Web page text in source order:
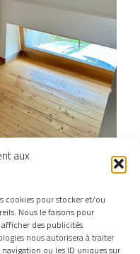
aux
cookies pour stocker et/ou
Nous le faisons pour
des publicités
nous autorisera à traiter
ou les ID uniques sur